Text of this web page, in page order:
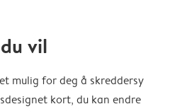
vil
mulig for deg å skreddersy
kort, du kan endre